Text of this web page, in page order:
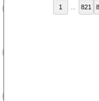
1 821